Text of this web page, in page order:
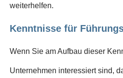
weiterhelfen.
Kenntnisse für
Wenn Sie am Aufbau dieser
Unternehmen interessiert sind,